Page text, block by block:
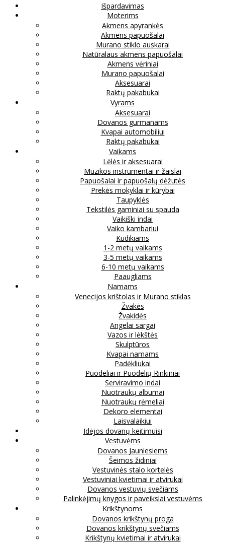
Išpardavimas
Moterims
Akmens apyrankės
Akmens papuošalai
Murano stiklo auskarai
Natūralaus akmens papuošalai
Akmens vėriniai
Murano papuošalai
Aksesuarai
Raktų pakabukai
Vyrams
Aksesuarai
Dovanos gurmanams
Kvapai automobiliui
Raktų pakabukai
Vaikams
Lėlės ir aksesuarai
Muzikos instrumentai ir žaislai
Papuošalai ir papuošalų dėžutės
Prekės mokyklai ir kūrybai
Taupyklės
Tekstilės gaminiai su spauda
Vaikiški indai
Vaiko kambariui
Kūdikiams
1-2 metų vaikams
3-5 metų vaikams
6-10 metų vaikams
Paaugliams
Namams
Venecijos krištolas ir Murano stiklas
Žvakės
Žvakidės
Angelai sargai
Vazos ir lėkštės
Skulptūros
Kvapai namams
Padėkliukai
Puodeliai ir Puodelių Rinkiniai
Serviravimo indai
Nuotraukų albumai
Nuotraukų rėmeliai
Dekoro elementai
Laisvalaikiui
Idėjos dovanų keitimuisi
Vestuvėms
Dovanos Jauniesiems
Šeimos židiniai
Vestuvinės stalo kortelės
Vestuviniai kvietimai ir atvirukai
Dovanos vestuvių svečiams
Palinkėjimų knygos ir paveikslai vestuvėms
Krikštynoms
Dovanos krikštynų proga
Dovanos krikštynų svečiams
Krikštynų kvietimai ir atvirukai